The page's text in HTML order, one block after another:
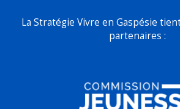
La Stratégie Vivre en Gaspésie
partenaires :